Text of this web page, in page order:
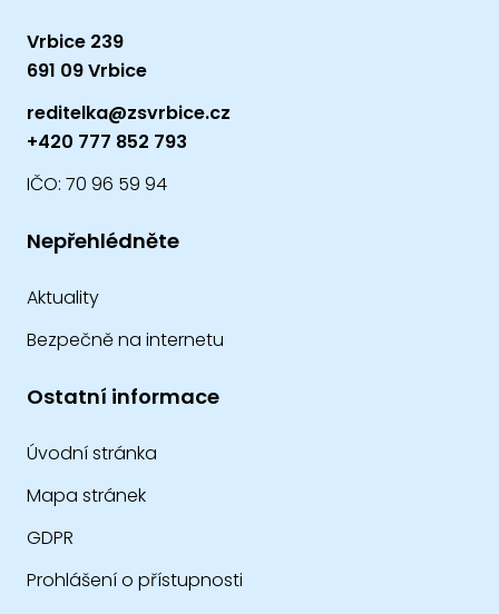
Vrbice 239
691 09 Vrbice
reditelka@zsvrbice.cz
+420 777 852 793
IČO: 70 96 59 94
Nepřehlédněte
Aktuality
Bezpečně na internetu
Ostatní informace
Úvodní stránka
Mapa stránek
GDPR
Prohlášení o přístupnosti